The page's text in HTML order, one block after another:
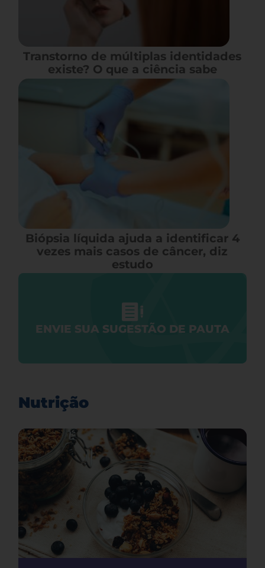
Transtorno de múltiplas identidades
existe? O que a ciência sabe
Biópsia líquida ajuda a identificar 4
vezes mais casos de câncer, diz
estudo
ENVIE SUA SUGESTÃO DE PAUTA
Nutrição